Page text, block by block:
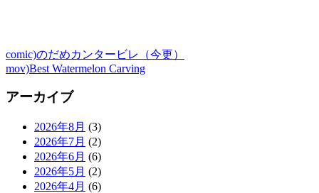
comic)のだめカンタービレ（今更）
mov)Best Watermelon Carving
アーカイブ
2026年8月 (3)
2026年7月 (2)
2026年6月 (6)
2026年5月 (2)
2026年4月 (6)